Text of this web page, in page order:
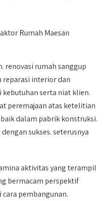
renovasi rumah sanggup
reparasi interior dan
serta niat klien.
peremajaan atas ketelitian
dalam pabrik konstruksi.
sukses. seterusnya
aktivitas yang terampil
bermacam perspektif
pembangunan.